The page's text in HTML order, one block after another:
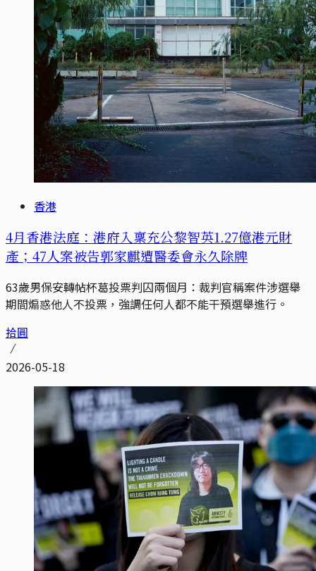
香港
4月香港法庭：港府入稟充公黎智英1.27億港元財
產；47人案被告郭家麒遭醫委會永久除牌
63歲男保安轉帖杯葛投票判囚兩個月：裁判官稱案件涉選舉
期間煽惑他人不投票，強調任何人都不能干預選舉進行。
拾圓
2026-05-18